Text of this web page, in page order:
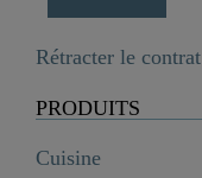
Rétracter le contrat
PRODUITS
Cuisine